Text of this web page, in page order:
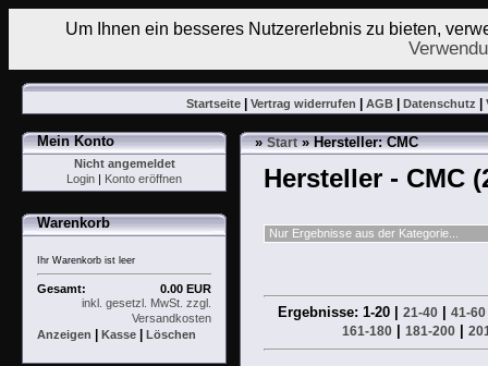
Um Ihnen ein besseres Nutzererlebnis zu bieten,
Startseite Vertrag widerrufen AGB Datenschutz
Mein Konto
Nicht angemeldet
Login | Konto eröffnen
Warenkorb
Ihr Warenkorb ist leer
Gesamt:
0.00 EUR
inkl. gesetzl. MwSt. zzgl.
Versandkosten
Anzeigen
Kasse Löschen
»Start» Hersteller: CMC
Hersteller - CMC
Ergebnisse: 1-20 | 21-40| 41-60
161-180| 181-200|